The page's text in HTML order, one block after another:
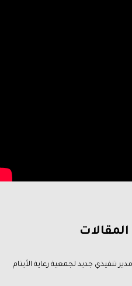
تنفيذي جديد لجمعية رعاية الأيتام